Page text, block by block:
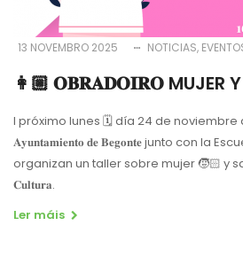
13 NOVEMBRO 2025 NOTICIAS
👩🏼 𝐎𝐁𝐑𝐀𝐃𝐎𝐈𝐑𝐎 MUJER Y
l próximo lunes 🗓 día 24 de noviembre
𝐀𝐲𝐮𝐧𝐭𝐚𝐦𝐢𝐞𝐧𝐭𝐨 𝐝𝐞 𝐁𝐞𝐠𝐨𝐧𝐭𝐞 junto con la
organizan un taller sobre mujer 🧒🏻 y
𝐂𝐮𝐥𝐭𝐮𝐫𝐚.
Ler máis